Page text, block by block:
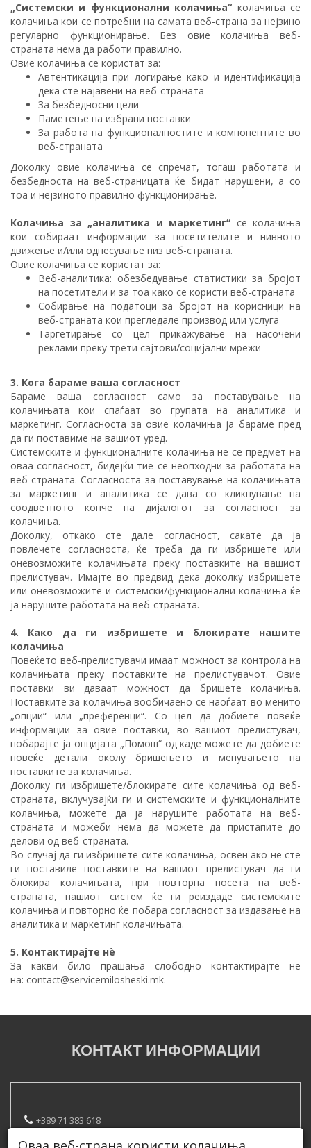
„Системски и функционални колачиња“ колачиња се
колачиња кои се потребни на самата веб-страна за нејзино
регуларно функционирање. Без овие колачиња веб-
страната нема да работи правилно.
Овие колачиња се користат за:
Автентикација при логирање како и идентификација
дека сте најавени на веб-страната
За безбедносни цели
Паметење на избрани поставки
За работа на функционалностите и компонентите во
веб-страната
Доколку овие колачиња се спречат, тогаш работата и
безбедноста на веб-страницата ќе бидат нарушени, а со
тоа и нејзиното правилно функционирање.
Колачиња за „аналитика и маркетинг“ се колачиња
кои собираат информации за посетителите и нивното
движење и/или однесување низ веб-страната.
Овие колачиња се користат за:
Веб-аналитика: обезбедување статистики за бројот
на посетители и за тоа како се користи веб-страната
Собирање на податоци за бројот на корисници на
веб-страната кои прегледале производ или услуга
Таргетирање со цел прикажување на насочени
реклами преку трети сајтови/социјални мрежи
3. Кога бараме ваша согласност
Бараме ваша согласност само за поставување на
колачињата кои спаѓаат во групата на аналитика и
маркетинг. Согласноста за овие колачиња ја бараме пред
да ги поставиме на вашиот уред.
Системските и функционалните колачиња не се предмет на
оваа согласност, бидејќи тие се неопходни за работата на
веб-страната. Согласноста за поставување на колачињата
за маркетинг и аналитика се дава со кликнување на
соодветното копче на дијалогот за согласност за
колачиња.
Доколку, откако сте дале согласност, сакате да ја
повлечете согласноста, ќе треба да ги избришете или
оневозможите колачињата преку поставките на вашиот
прелистувач. Имајте во предвид дека доколку избришете
или оневозможите и системски/функционални колачиња ќе
ја нарушите работата на веб-страната.
4. Како да ги избришете и блокирате нашите
колачиња
Повеќето веб-прелистувачи имаат можност за контрола на
колачињата преку поставките на прелистувачот. Овие
поставки ви даваат можност да бришете колачиња.
Поставките за колачиња вообичаено се наоѓаат во менито
„опции“ или „преференци“. Со цел да добиете повеќе
информации за овие поставки, во вашиот прелистувач,
побарајте ја опцијата „Помош“ од каде можете да добиете
повеќе детали околу бришењето и менувањето на
поставките за колачиња.
Доколку ги избришете/блокирате сите колачиња од веб-
страната, вклучувајќи ги и системските и функционалните
колачиња, можете да ја нарушите работата на веб-
страната и можеби нема да можете да пристапите до
делови од веб-страната.
Во случај да ги избришете сите колачиња, освен ако не сте
ги поставиле поставките на вашиот прелистувач да ги
блокира колачињата, при повторна посета на веб-
страната, нашиот систем ќе ги реиздаде системските
колачиња и повторно ќе побара согласност за издавање на
аналитика и маркетинг колачињата.
5. Контактирајте нè
За какви било прашања слободно контактирајте не
на: contact@servicemilosheski.mk.
КОНТАКТ ИНФОРМАЦИИ
+389 71 383 618